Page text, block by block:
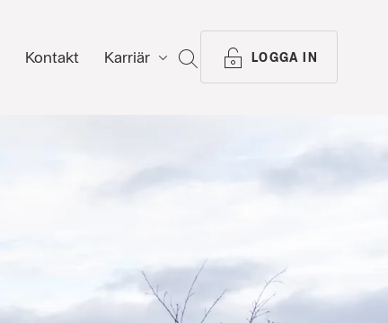
Kontakt Karriär SÖK LOGGA IN